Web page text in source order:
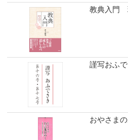
教典入門
謹写おふ
おやさま